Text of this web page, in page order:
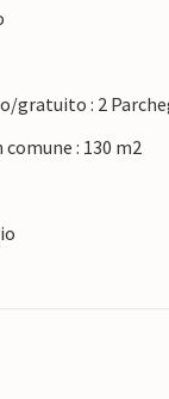
gratuito : 2
: 130 m2